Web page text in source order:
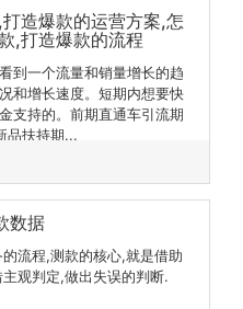
造爆款的运营方案,怎
,打造爆款的流程
到一个流量和销量增长的趋
和增长速度。短期内想要快
支持的。前期直通车引流期
品扶持期...
数据
流程,测款的核心,就是借助
观判定,做出失误的判断.